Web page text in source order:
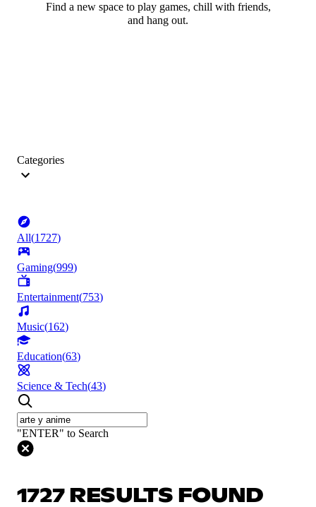
Find a new space to play games, chill with friends,
and hang out.
Categories
All(1727)
Gaming(999)
Entertainment(753)
Music(162)
Education(63)
Science & Tech(43)
"ENTER" to Search
1727 RESULTS FOUND